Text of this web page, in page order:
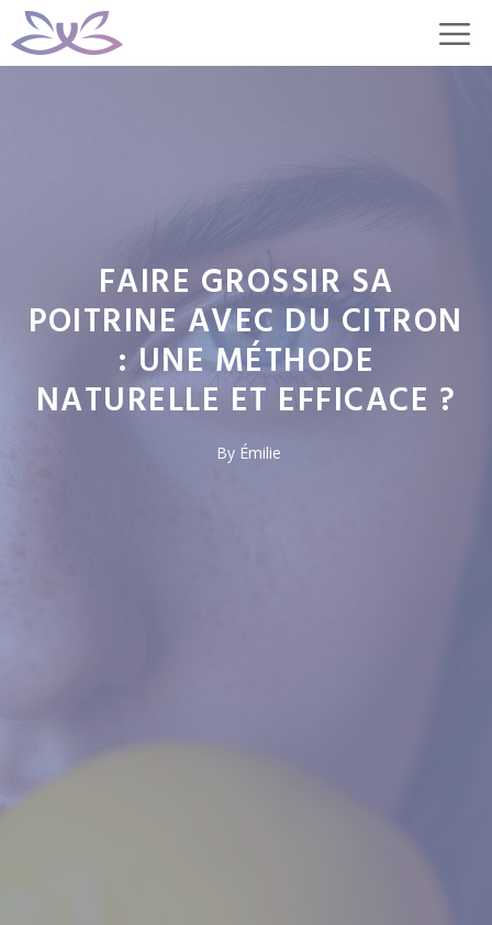
Aller
au
FAIRE GROSSIR SA
POITRINE AVEC DU CITRON
: UNE MÉTHODE
NATURELLE ET EFFICACE ?
By Émilie